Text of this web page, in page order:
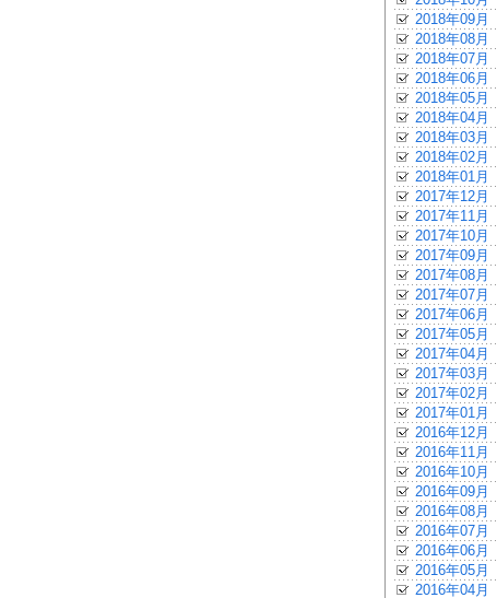
2018年09月
2018年08月
2018年07月
2018年06月
2018年05月
2018年04月
2018年03月
2018年02月
2018年01月
2017年12月
2017年11月
2017年10月
2017年09月
2017年08月
2017年07月
2017年06月
2017年05月
2017年04月
2017年03月
2017年02月
2017年01月
2016年12月
2016年11月
2016年10月
2016年09月
2016年08月
2016年07月
2016年06月
2016年05月
2016年04月